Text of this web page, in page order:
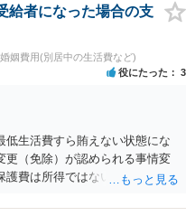
よりも個別に弁護士にご相談さ
給者になった場合の支
姻費用(別居中の生活費など)
役にたった 3
生活費すら賄えない状態にな
更（免除）が認められる事情変
護費は所得ではないので、「保
たり役所から何らかのペナルテ